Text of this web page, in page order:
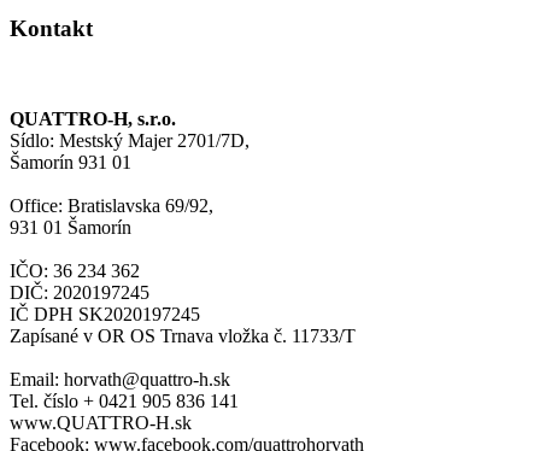
Kontakt
QUATTRO-H, s.r.o.
Sídlo: Mestský Majer 2701/7D,
Šamorín 931 01
Office: Bratislavska 69/92,
931 01 Šamorín
IČO: 36 234 362
DIČ: 2020197245
IČ DPH SK2020197245
Zapísané v OR OS Trnava vložka č. 11733/T
Email: horvath@quattro-h.sk
Tel. číslo + 0421 905 836 141
www.QUATTRO-H.sk
Facebook: www.facebook.com/quattrohorvath